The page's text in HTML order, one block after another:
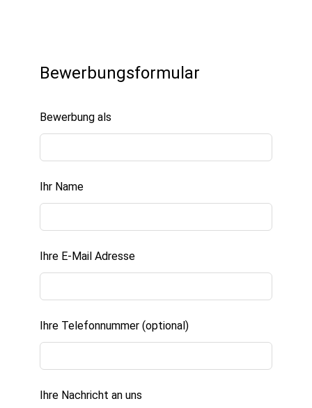
this
Bewerbungsformular
Bewerbung als
Ihr Name
Ihre E-Mail Adresse
Ihre Telefonnummer (optional)
Ihre Nachricht an uns